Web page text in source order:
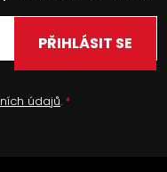
údajů.
PŘIHLÁSIT SE